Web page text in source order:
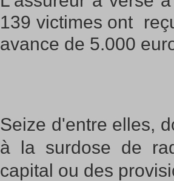
139 victimes ont
avance de 5.000
Seize d'entre elles,
à la surdose de
capital ou des